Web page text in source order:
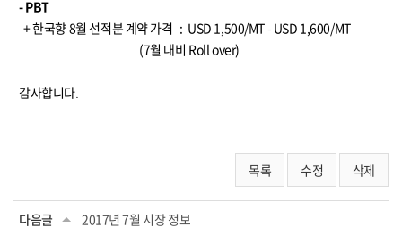
- PBT
+ 한국향 8월 선적분 계약 가격 : USD 1,500/MT - USD 1,600/MT
(7월 대비 Roll over)
감사합니다.
목록 수정 삭제
다음글 2017년 7월 시장 정보